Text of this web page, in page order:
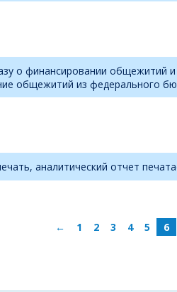
о финансировании
общежитий из федерального
аналитический отчет
← 1 2 3 4 5 6